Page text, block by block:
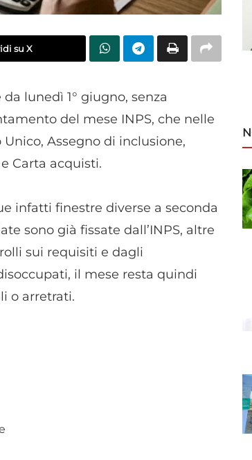
su X
lunedì 1° giugno, senza
del mese INPS, che nelle
Assegno di inclusione,
Carta acquisti.
infatti finestre diverse a seconda
sono già fissate dall’INPS, altre
sui requisiti e dagli
il mese resta quindi
o arretrati.